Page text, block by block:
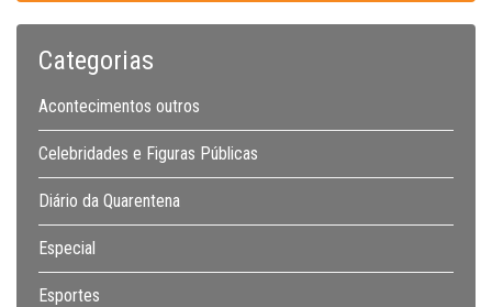
Categorias
Acontecimentos outros
Celebridades e Figuras Públicas
Diário da Quarentena
Especial
Esportes